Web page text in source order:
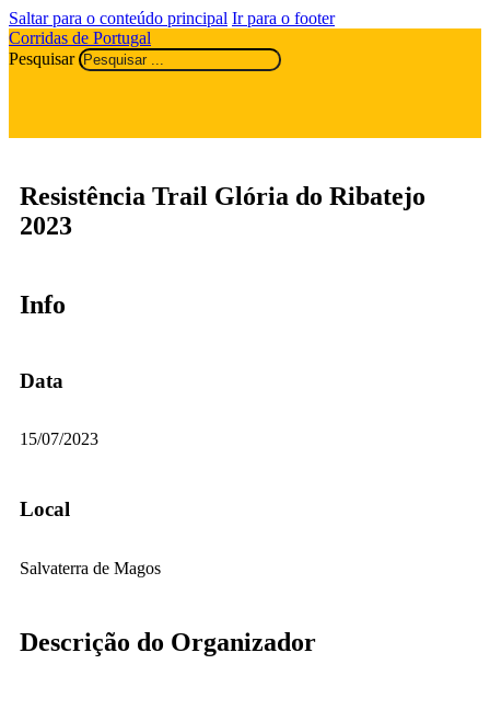
Saltar para o conteúdo principal Ir para o footer
Corridas de Portugal
Pesquisar
Resistência Trail Glória do Ribatejo
2023
Info
Data
15/07/2023
Local
Salvaterra de Magos
Descrição do Organizador